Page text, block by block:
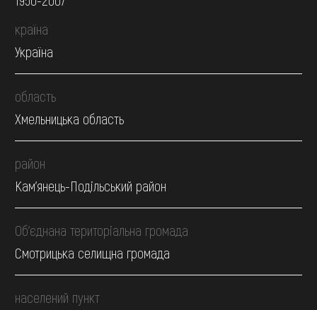
країна
Україна
область
Хмельницька область
район
Кам’янець-Подільський район
Об’єднана територіальна громада
Смотрицька селищна громада
населений пункт